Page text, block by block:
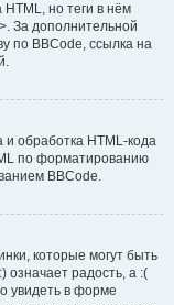
но теги в нём
За дополнительной
по BBCode, ссылка на
обработка HTML-кода
по форматированию
BBCode.
которые могут быть
означает радость, а :(
увидеть в форме